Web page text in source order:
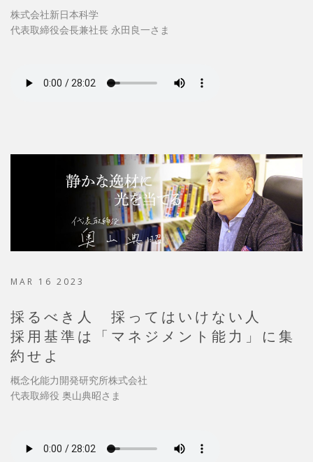
株式会社新日本科学
代表取締役会長兼社長 永田良一さま
MAR 16 2023
採るべき人 採ってはいけない人
採用基準は「マネジメント能力」に集
約せよ
概念化能力開発研究所株式会社
代表取締役 奥山典昭さま